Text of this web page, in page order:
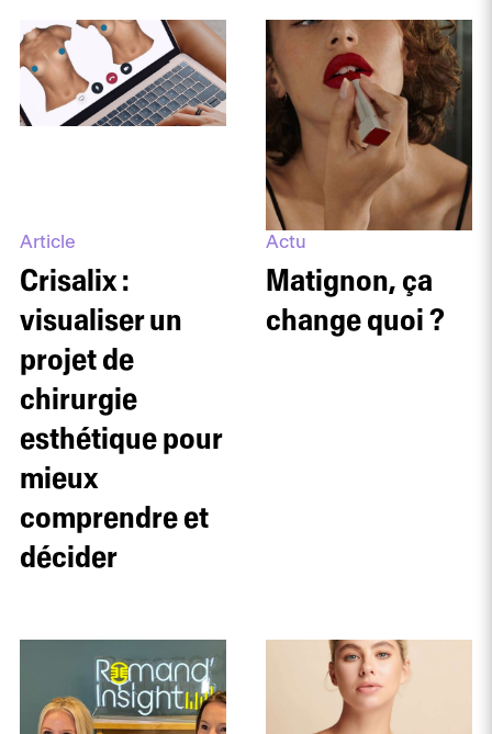
Article
Crisalix :
visualiser un
projet de
chirurgie
esthétique pour
mieux
comprendre et
décider
Actu
Matignon, ça
change quoi ?